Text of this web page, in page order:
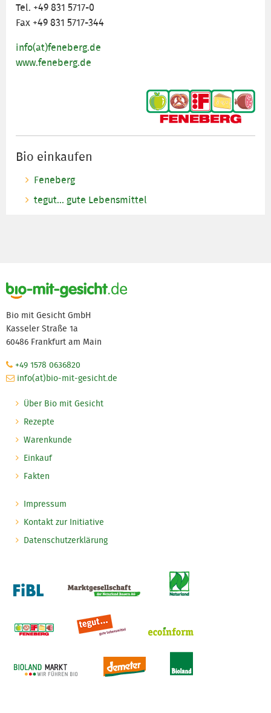
Tel. +49 831 5717-0
Fax +49 831 5717-344
info(at)feneberg.de
www.feneberg.de
Bio einkaufen
Feneberg
tegut... gute Lebensmittel
Bio mit Gesicht GmbH
Kasseler Straße 1a
60486 Frankfurt am Main
+49 1578 0636820
info(at)bio-mit-gesicht.de
Über Bio mit Gesicht
Rezepte
Warenkunde
Einkauf
Fakten
Impressum
Kontakt zur Initiative
Datenschutzerklärung